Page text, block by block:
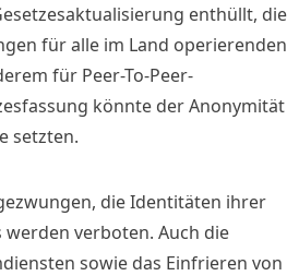
enthüllt, die
für alle im Land operierenden
für Peer-To-Peer-
könnte derAnonymität
setzten.
die Identitäten ihrer
verboten. Auch die
sowie das Einfrieren von